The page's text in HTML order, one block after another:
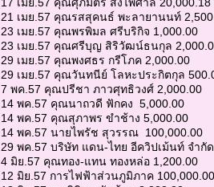
21 เมย.57 คุณรสสุคนธ์ พะลายานนท์
23 เมย.57 คุณพรพิมล ศรีบริกิจ 1,000.00
23 เมย.57 คุณศรีบุญ สิริวัฒน์ธนกุล
29 เมย.57 คุณพงศธร กรีโภค 2,000.00
29 เมย.57 คุณวันทนีย์ โลหะประกิตกุล
7 พค.57 คุณปรีชา ภาวศุทธิวงศ์ 2,000.00
14 พค.57 คุณนาถวดี ฟักคง 5,000.00
14 พค.57 คุณสุภาพร ขำช้าง 5,000.00
14 พค.57 นายไพรัช สุวรรณ 100,000.00
29 พค.57 บริษัท แดน-ไทย อีควิปเม้นท์ จำกั
4 มิย.57 คุณทอง-แทน ทองหล่อ 1,200.00
12 มิย.57 การไฟฟ้าส่วนภูมิภาค 100,000.00